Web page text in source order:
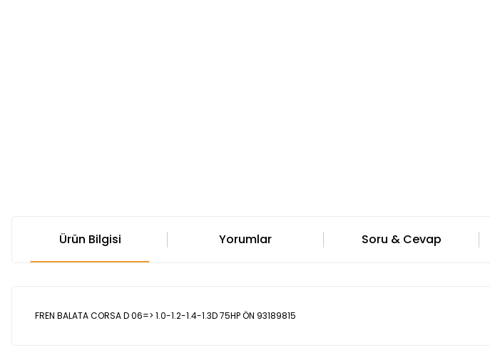
Ürün Bilgisi Yorumlar Soru & Cevap
FREN BALATA CORSA D 06=> 1.0-1.2-1.4-1.3D 75HP ÖN 93189815